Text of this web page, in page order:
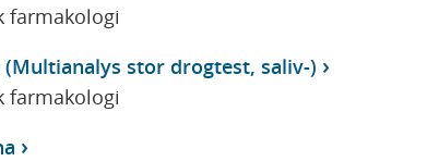
farmakologi
stor drogtest, saliv-)
farmakologi